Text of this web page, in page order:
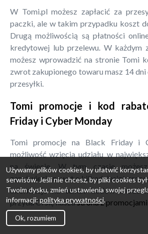
W Tomi.pl możesz zapłacić za
paczki, ale w takim przypadku koszt
Drugą możliwością są płatności
kredytowej lub przelewu. W każdym
możesz wprowadzić na stronie Tomi
zwrot zakupionego towaru masz 14
przesyłki.
Tomi promocje i kod
Friday i Cyber Monday
Tomi promocje na Black Friday i
możliwość wzięcia udziału w
na świecie. W tym czasie
zamówienia nawet o kilkadziesiąt
informacje na temat kodów
przyda Ci się naszastrona z
Używamy plików cookies, by ułatwić
serwisów. Jeśli nie chcesz, by pliki cookies
Twoim dysku, zmień ustawienia swojej
informacji:polityka prywatności.
Ok, rozumiem